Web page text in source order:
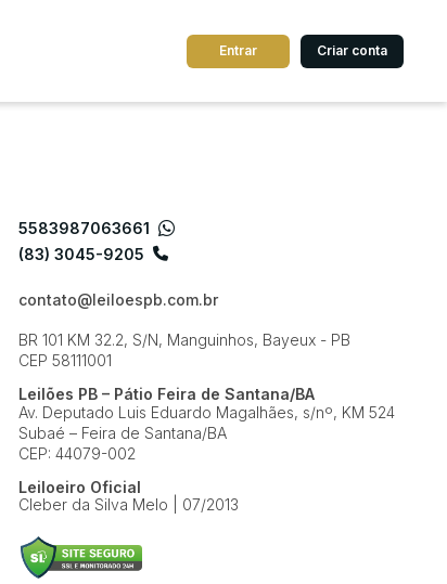
até
Entrar Criar conta
5583987063661
(83) 3045-9205
contato@leiloespb.com.br
BR 101 KM 32.2, S/N, Manguinhos, Bayeux - PB
CEP 58111001
Leilões PB – Pátio Feira de Santana/BA
Av. Deputado Luis Eduardo Magalhães, s/nº, KM 524
Subaé – Feira de Santana/BA
CEP: 44079-002
Leiloeiro Oficial
Cleber da Silva Melo | 07/2013